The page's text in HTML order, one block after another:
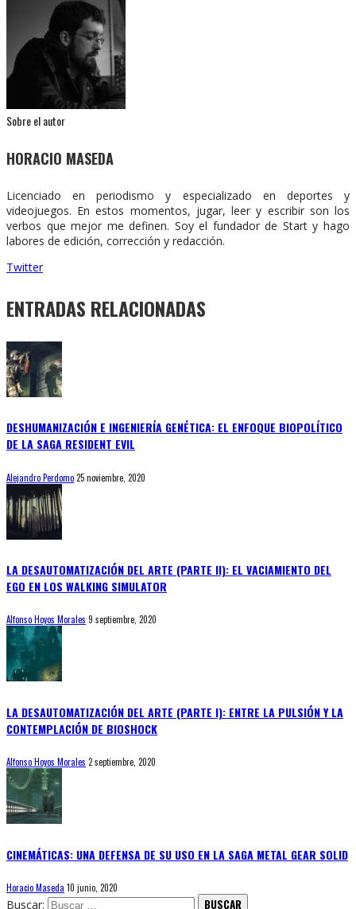
Sobre el autor
HORACIO MASEDA
Licenciado en periodismo y especializado en deportes y
videojuegos. En estos momentos, jugar, leer y escribir son los
verbos que mejor me definen. Soy el fundador de Start y hago
labores de edición, corrección y redacción.
Twitter
ENTRADAS RELACIONADAS
DESHUMANIZACIÓN E INGENIERÍA GENÉTICA: EL ENFOQUE BIOPOLÍTICO
DE LA SAGA RESIDENT EVIL
Alejandro Perdomo25 noviembre, 2020
LA DESAUTOMATIZACIÓN DEL ARTE (PARTE II): EL VACIAMIENTO DEL
EGO EN LOS WALKING SIMULATOR
Alfonso Hoyos Morales 9 septiembre, 2020
LA DESAUTOMATIZACIÓN DEL ARTE (PARTE I): ENTRE LA PULSIÓN Y LA
CONTEMPLACIÓN DE BIOSHOCK
Alfonso Hoyos Morales 2 septiembre, 2020
CINEMÁTICAS: UNA DEFENSA DE SU USO EN LA SAGA METAL GEAR SOLID
Horacio Maseda 10 junio, 2020
Buscar: